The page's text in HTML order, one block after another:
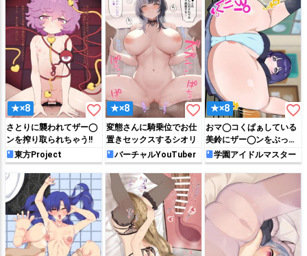
★×8 favorite_border
さとりに襲われてザー◯
ンを搾り取られちゃう!!
東方Project
★×8 favorite_border
変態さんに騎乗位でお仕
置きセックスするシオリ
バーチャルYouTuber
★×8 favorite_border
おマ◯コくぱぁしている
美鈴にザー◯ンをぶっか
ける♡
学園アイドルマスター